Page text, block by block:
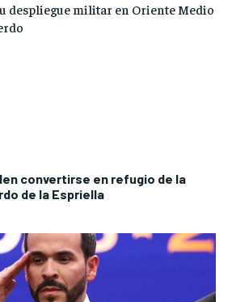
convertirse en refugio de la
de la Espriella
despliegue militar en Oriente Medio